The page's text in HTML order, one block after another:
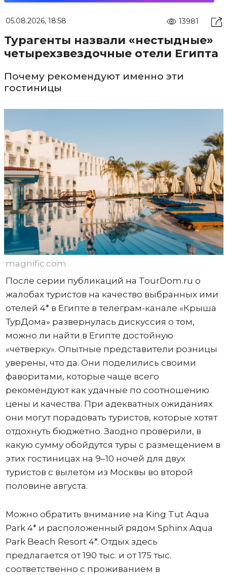
05.08.2026, 18:58 13981
Турагенты назвали «нестыдные»
четырехзвездочные отели Египта
Почему рекомендуют именно эти
гостиницы
magnific.com
После серии публикаций на TourDom.ru о
жалобах туристов на качество выбранных ими
отелей 4* в Египте в телеграм-канале «Крыша
ТурДома» развернулась дискуссия о том,
можно ли найти в Египте достойную
«четверку». Опытные представители розницы
уверены, что да. Они поделились своими
фаворитами, которые чаще всего
рекомендуют как удачные по соотношению
цены и качества. При адекватных ожиданиях
они могут порадовать туристов, которые хотят
отдохнуть бюджетно. Заодно проверили, в
какую сумму обойдутся туры с размещением в
этих гостиницах на 9–10 ночей для двух
туристов с вылетом из Москвы во второй
половине августа.
Можно обратить внимание на King Tut Aqua
Park 4* и расположенный рядом Sphinx Aqua
Park Beach Resort 4*. Отдых здесь
предлагается от 190 тыс. и от 175 тыс.
соответственно с проживанием в